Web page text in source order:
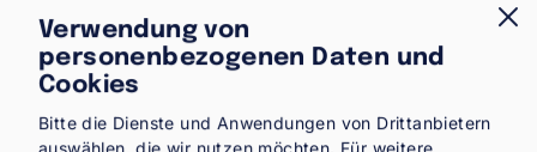
Download (EN)
Bestellen
Teilen
Verwendung von
personenbezogenen Daten und
Cookies
Bitte die Dienste und Anwendungen von Drittanbietern